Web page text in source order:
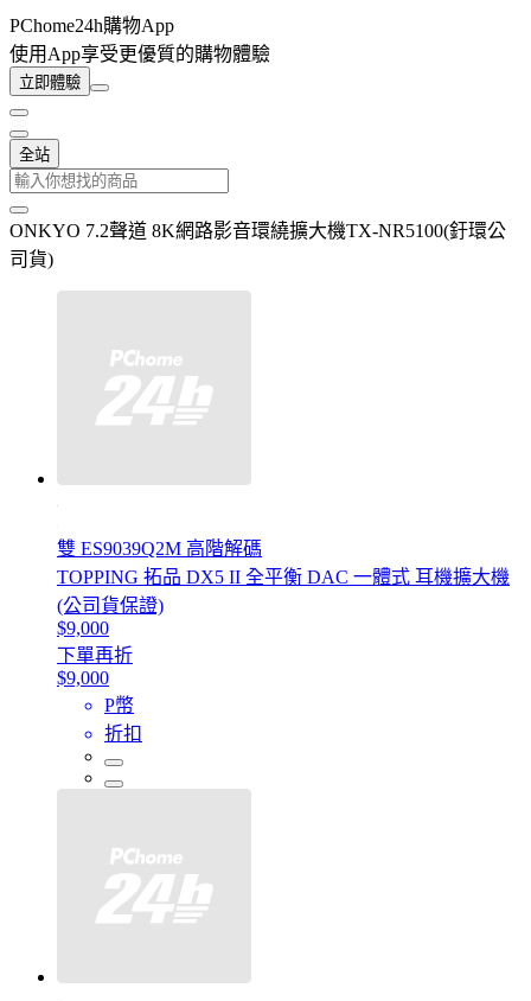
PChome24h購物App
使用App享受更優質的購物體驗
立即體驗
全站
ONKYO 7.2聲道 8K網路影音環繞擴大機TX-NR5100(釪環公
司貨)
雙 ES9039Q2M 高階解碼
TOPPING 拓品 DX5 II 全平衡 DAC 一體式 耳機擴大機
(公司貨保證)
$9,000
下單再折
$9,000
P幣
折扣